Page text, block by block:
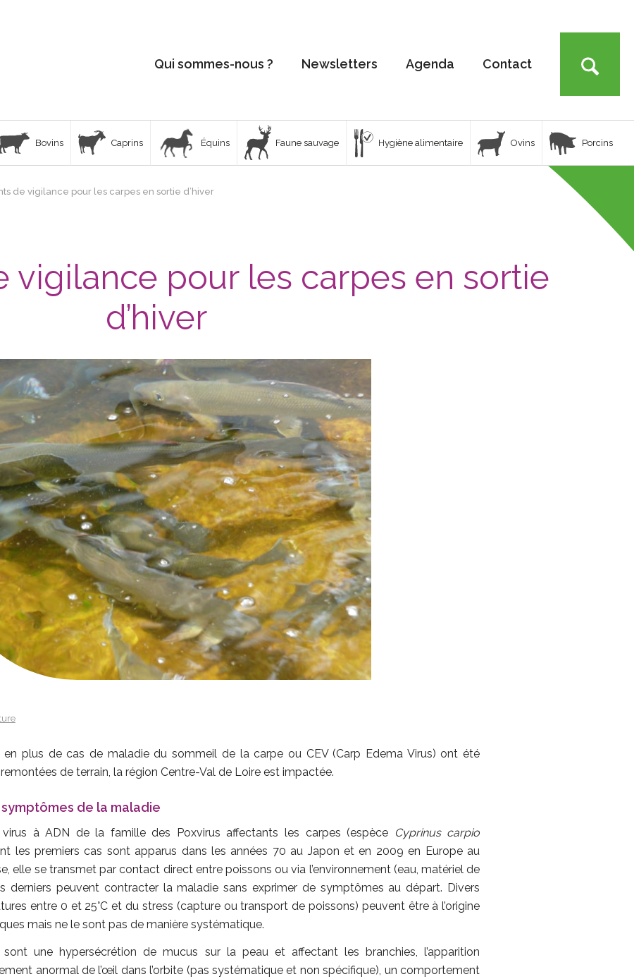
Qui sommes-nous ? Newsletters Agenda Contact
Bovins Caprins Équins Faune sauvage Hygiène alimentaire Ovins Porcins
de vigilance pour les carpes en sortie d’hiver
vigilance pour les carpes en sortie
d’hiver
en plus de cas de maladie du sommeil de la carpe ou CEV (Carp Edema Virus) ont été
de terrain, la région Centre-Val de Loire est impactée.
de la maladie
à ADN de la famille des Poxvirus affectants les carpes (espèce Cyprinus carpio
les premiers cas sont apparus dans les années 70 au Japon et en 2009 en Europe au
elle se transmet par contact direct entre poissons ou via l’environnement (eau, matériel de
derniers peuvent contracter la maladie sans exprimer de symptômes au départ. Divers
entre 0 et 25°C et du stress (capture ou transport de poissons) peuvent être à l’origine
mais ne le sont pas de manière systématique.
sont une hypersécrétion de mucus sur la peau et affectant les branchies, l’apparition
anormal de l’œil dans l’orbite (pas systématique et non spécifique), un comportement